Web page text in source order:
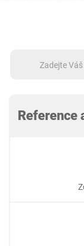
Reference